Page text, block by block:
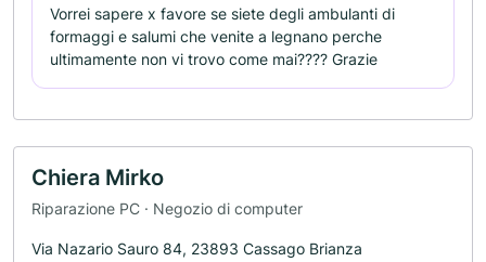
Vorrei sapere x favore se siete degli ambulanti di
formaggi e salumi che venite a legnano perche
ultimamente non vi trovo come mai???? Grazie
Chiera Mirko
Riparazione PC · Negozio di computer
Via Nazario Sauro 84, 23893 Cassago Brianza